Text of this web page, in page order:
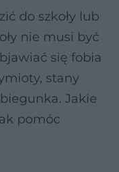
do szkoły lub
nie musi być
się fobia
stany
Jakie
pomóc